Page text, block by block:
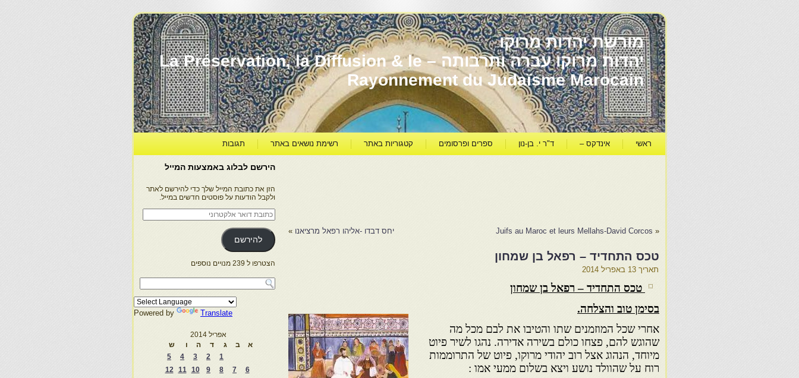
מורשת יהדות מרוקו
יהדות מרוקו עברה ותרבותה – La Préservation, la Diffusion & le
Rayonnement du Judaïsme Marocain
ראשי אינדקס – ד"ר י. בן-נון ספרים ופרסומים קטגוריות באתר רשימת נושאים באתר תגובות
«
Juifs au Maroc et leurs Mellahs-David Corcos יחס דבדו -אליהו רפאל מרציאנו »
טכס התחדיד – רפאל בן שמחון
תאריך 13 באפריל 2014
טכס התחדיד – רפאל בן שמחון
בסימן טוב והצלחה.
אחרי שכל המוזמנים שתו והטיבו את לבם מכל מה
שהוגש להם, פצחו כולם בשירה אדירה. נהגו לשיר פיוט
מיוחד, הנהוג אצל רוב יהודי מרוקו, פיוט של התרוממות
רוח על שהוולד נושע ויצא בשלום ממעי אמו :
הירשם לבלוג באמצעות המייל
הזן את כתובת המייל שלך כדי להירשם לאתר
ולקבל הודעות על פוסטים חדשים במייל.
כתובת
דואר
אלקטרוני
להירשם
הצטרפו ל 239 מנויים נוספים
Powered by Translate
אפריל 2014
א
ב ג ד ה ו
ש
1
2
3
4
5
6
7
8
9
10
11
12